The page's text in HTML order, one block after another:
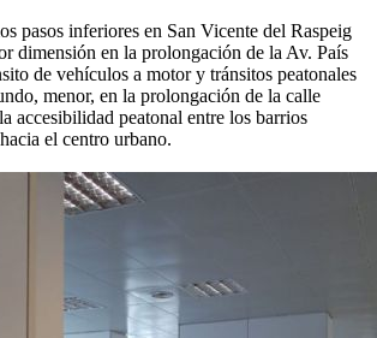
pasos inferiores en San Vicente del Raspeig
dimensión en la prolongación de la Av. País
de vehículos a motor y tránsitos peatonales
menor, en la prolongación de la calle
accesibilidad peatonal entre los barrios
el centro urbano.